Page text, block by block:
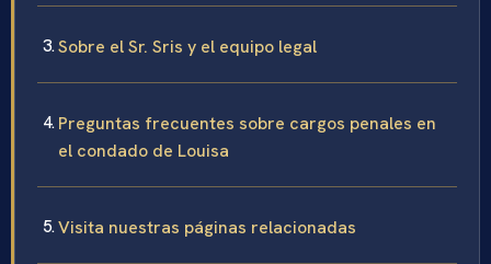
Sobre el Sr. Sris y el equipo legal
Preguntas frecuentes sobre cargos penales en
el condado de Louisa
Visita nuestras páginas relacionadas